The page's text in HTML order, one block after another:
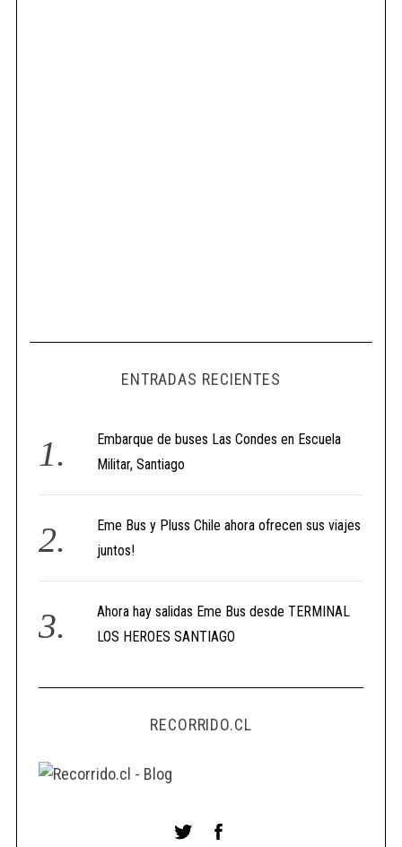
ENTRADAS RECIENTES
Embarque de buses Las Condes en Escuela
Militar, Santiago
Eme Bus y Pluss Chile ahora ofrecen sus viajes
juntos!
Ahora hay salidas Eme Bus desde TERMINAL
LOS HEROES SANTIAGO
RECORRIDO.CL